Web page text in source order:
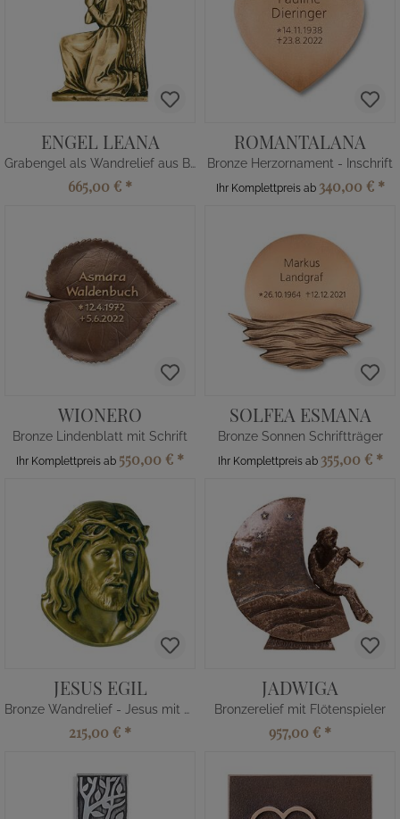
ENGEL LEANA
Grabengel als Wandrelief aus Bronze
665,00 € *
ROMANTALANA
Bronze Herzornament - Inschrift
Ihr Komplettpreis ab 340,00 € *
WIONERO
Bronze Lindenblatt mit Schrift
Ihr Komplettpreis ab 550,00 € *
SOLFEA ESMANA
Bronze Sonnen Schriftträger
Ihr Komplettpreis ab 355,00 € *
JESUS EGIL
Bronze Wandrelief - Jesus mit Kranz
215,00 € *
JADWIGA
Bronzerelief mit Flötenspieler
957,00 € *